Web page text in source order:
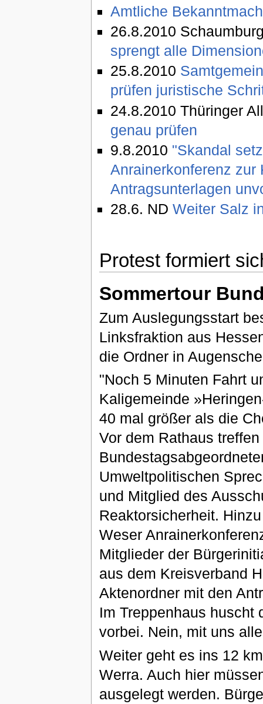
Amtliche
26.8.2010
sprengt alle
25.8.2010
prüfen juristische
24.8.2010 Thüringer
genau prüfen
9.8.2010 "Skandal
Anrainerkonferenz zur
Antragsunterlagen
28.6. ND Weiter Salz
Protest formiert
Sommertour
Zum Auslegungsstart
Linksfraktion aus
die Ordner in
"Noch 5 Minuten Fahrt
Kaligemeinde
40 mal größer als die
Vor dem Rathaus
Umweltpolitischen
und Mitglied des
Reaktorsicherheit.
Weser
Mitglieder der
aus dem Kreisverband
Aktenordner mit den
Im Treppenhaus huscht
vorbei. Nein, mit uns
Weiter geht es ins 12
Werra. Auch hier
ausgelegt werden.